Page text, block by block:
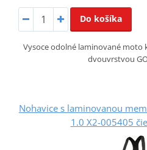
Do košíka
Vysoce odolné laminované moto
dvouvrstvou
Nohavice s laminovanou
1.0 X2-005405